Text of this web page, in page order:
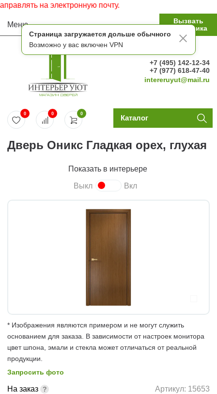
Страница загружается дольше обычного
Возможно у вас включен VPN
на электронную почту.
Меню
Вызвать
замерщика
+7 (495) 142-12-34
+7 (977) 618-47-40
intereruyut@mail.ru
0
0 0 Каталог
Дверь Оникс Гладкая орех, глухая
Показать в интерьере
Выкл Вкл
* Изображения являются примером и не могут служить
основанием для заказа. В зависимости от настроек монитора
цвет шпона, эмали и стекла может отличаться от реальной
продукции.
Запросить фото
На заказ Артикул: 15653